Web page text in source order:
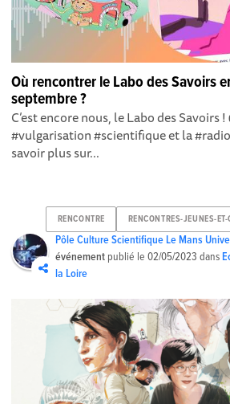
Où rencontrer le Labo des Savoirs
septembre ?
C’est encore nous, le Labo des Savoirs
#vulgarisation #scientifique et la
savoir plus sur...
RENCONTRE RENCONTRES-JEUNES-ET-
Pôle Culture Scientifique Le Mans
événement publié le02/05/2023 dans
la Loire